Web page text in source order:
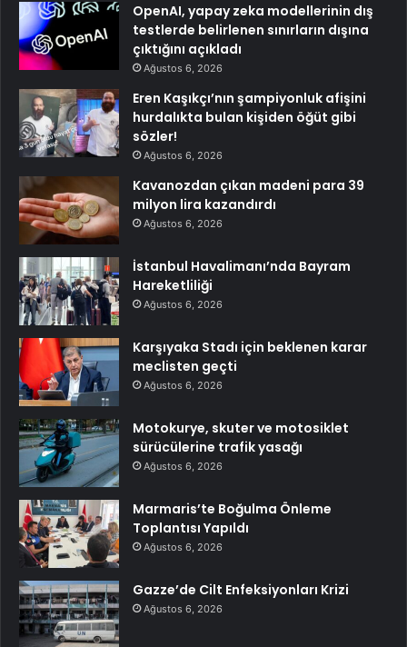
OpenAI, yapay zeka modellerinin dış
testlerde belirlenen sınırların dışına
çıktığını açıkladı
Ağustos 6, 2026
Eren Kaşıkçı’nın şampiyonluk afişini
hurdalıkta bulan kişiden öğüt gibi
sözler!
Ağustos 6, 2026
Kavanozdan çıkan madeni para 39
milyon lira kazandırdı
Ağustos 6, 2026
İstanbul Havalimanı’nda Bayram
Hareketliliği
Ağustos 6, 2026
Karşıyaka Stadı için beklenen karar
meclisten geçti
Ağustos 6, 2026
Motokurye, skuter ve motosiklet
sürücülerine trafik yasağı
Ağustos 6, 2026
Marmaris’te Boğulma Önleme
Toplantısı Yapıldı
Ağustos 6, 2026
Gazze’de Cilt Enfeksiyonları Krizi
Ağustos 6, 2026